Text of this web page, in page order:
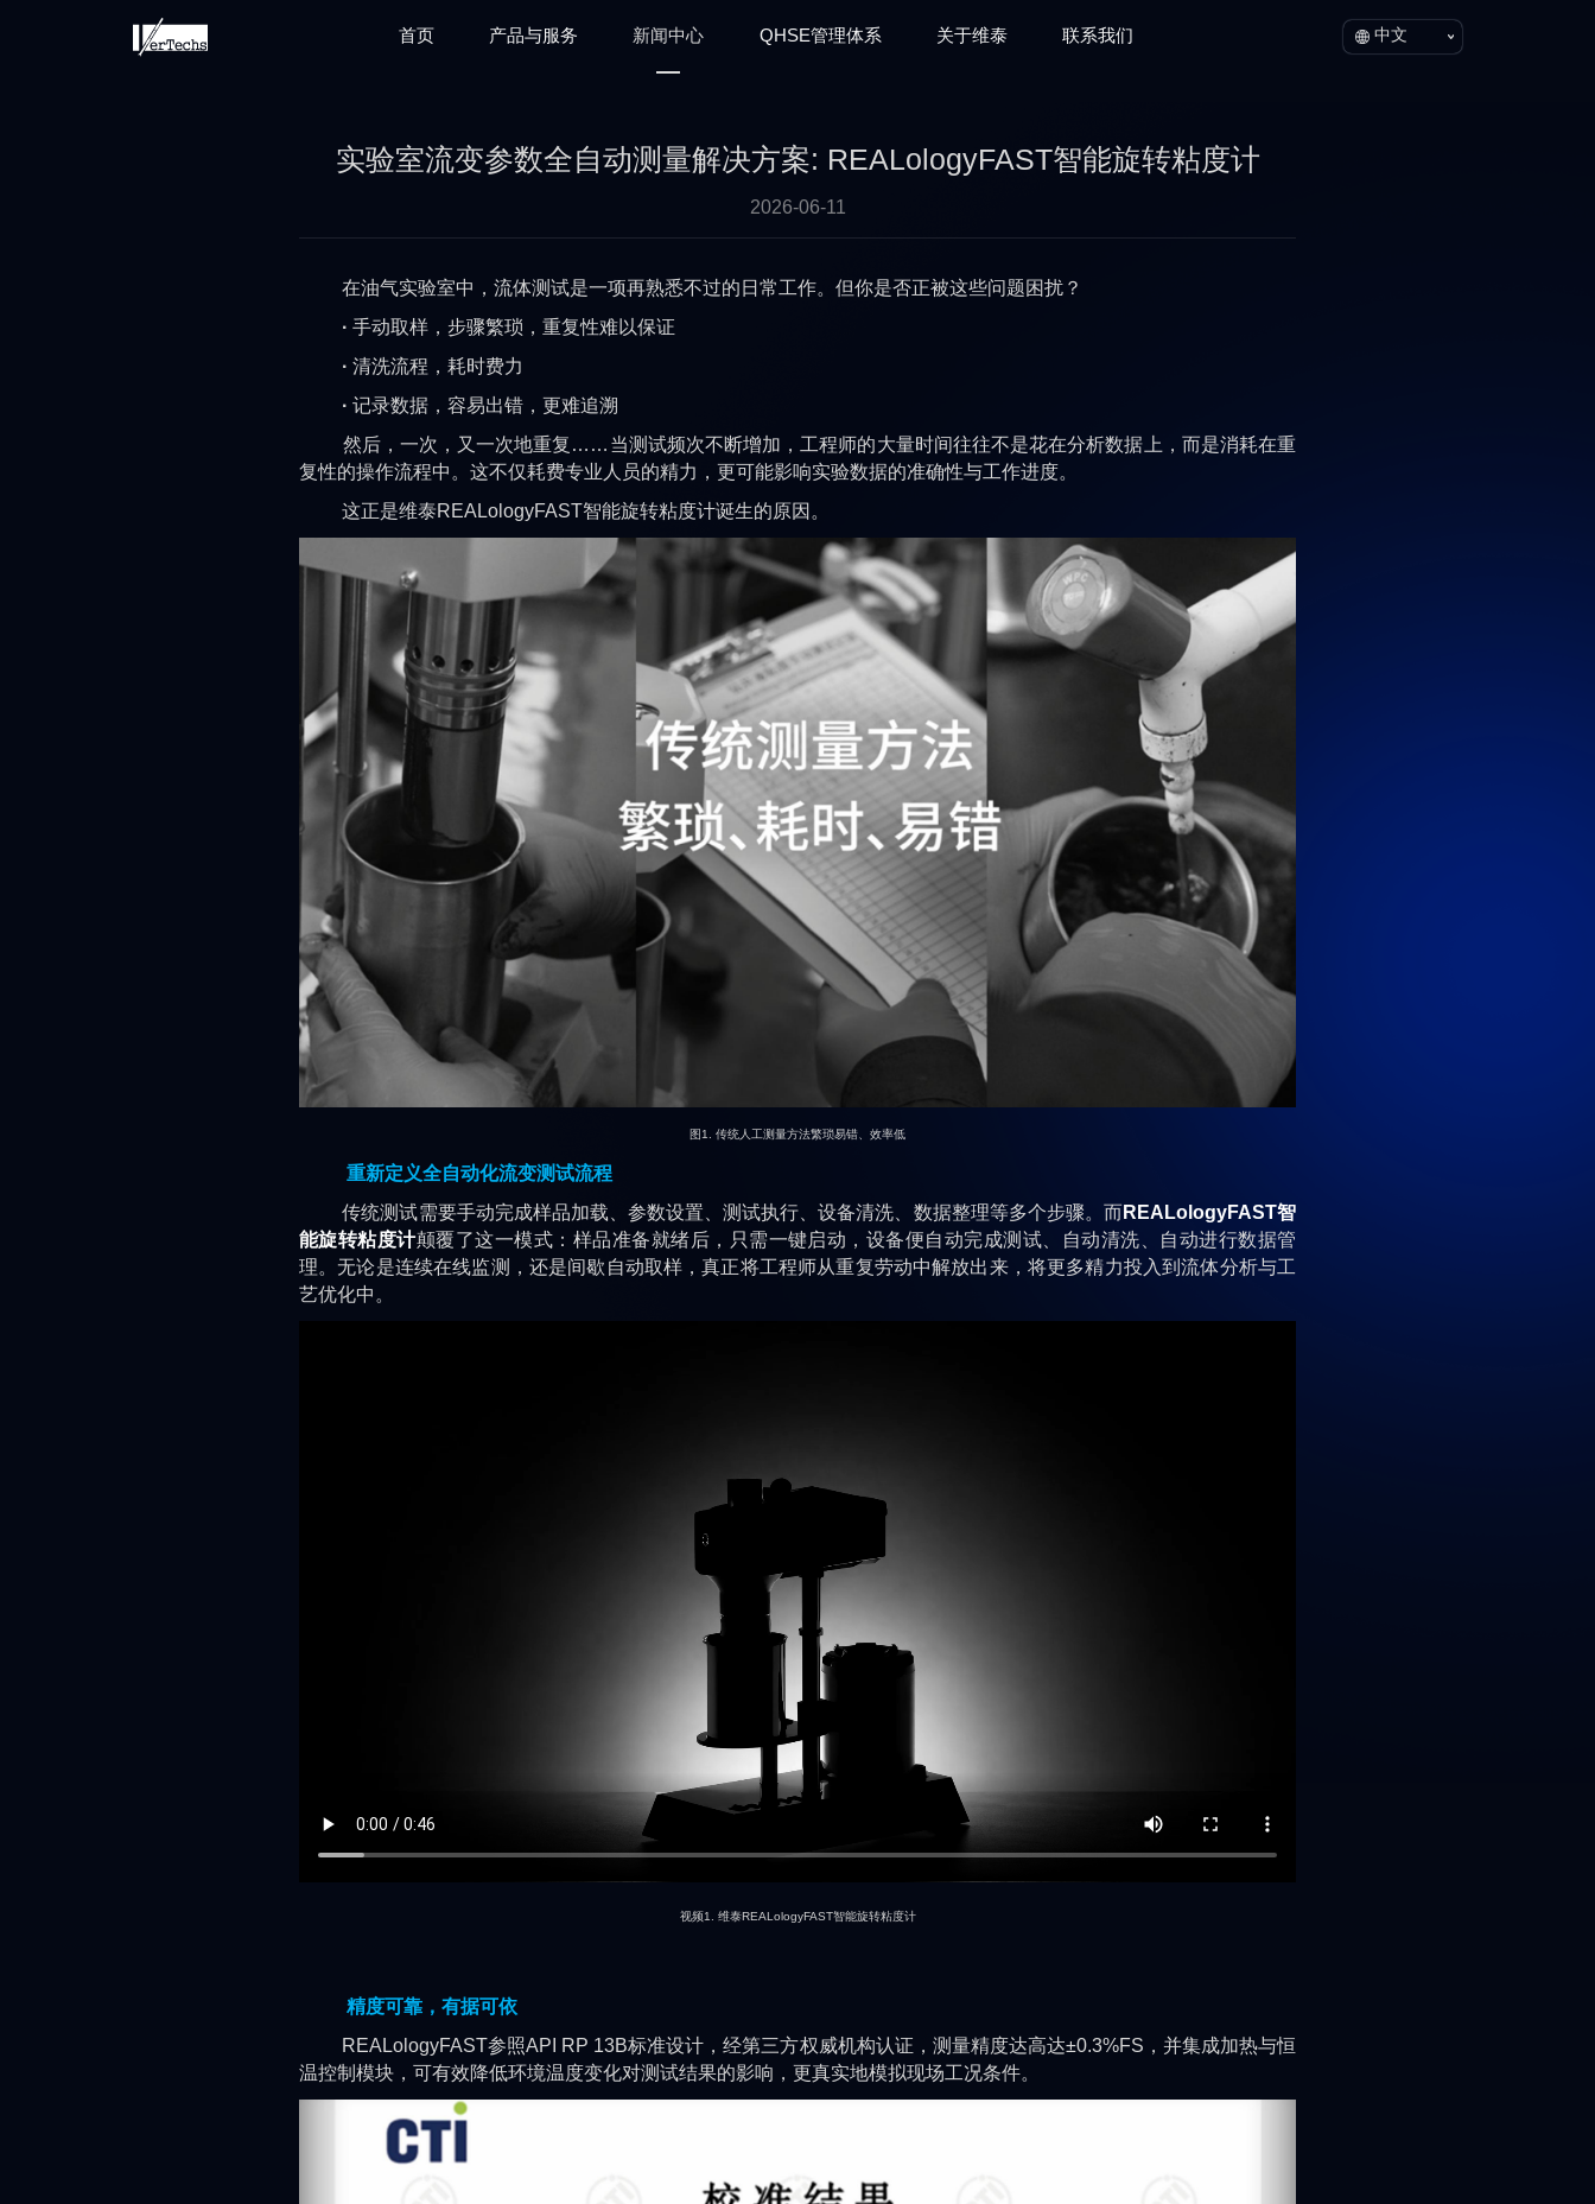
首页 产品与服务 新闻中心 QHSE管理体系 关于维泰 联系我们 中文
实验室流变参数全自动测量解决方案: REALologyFAST智能旋转粘度计
2026-06-11
在油气实验室中，流体测试是一项再熟悉不过的日常工作。但你是否正被这些问题困扰？
· 手动取样，步骤繁琐，重复性难以保证
· 清洗流程，耗时费力
· 记录数据，容易出错，更难追溯
然后，一次，又一次地重复……当测试频次不断增加，工程师的大量时间往往不是花在分析数据上，而是消耗在重
复性的操作流程中。这不仅耗费专业人员的精力，更可能影响实验数据的准确性与工作进度。
这正是维泰REALologyFAST智能旋转粘度计诞生的原因。
图1. 传统人工测量方法繁琐易错、效率低
重新定义全自动化流变测试流程
传统测试需要手动完成样品加载、参数设置、测试执行、设备清洗、数据整理等多个步骤。而 REALologyFAST智
能旋转粘度计颠覆了这一模式：样品准备就绪后，只需一键启动，设备便自动完成测试、自动清洗、自动进行数据管
理。无论是连续在线监测，还是间歇自动取样，真正将工程师从重复劳动中解放出来，将更多精力投入到流体分析与工
艺优化中。
视频1. 维泰REALologyFAST智能旋转粘度计
精度可靠，有据可依
REALologyFAST参照API RP 13B标准设计，经第三方权威机构认证，测量精度达高达±0.3%FS，并集成加热与恒
温控制模块，可有效降低环境温度变化对测试结果的影响，更真实地模拟现场工况条件。